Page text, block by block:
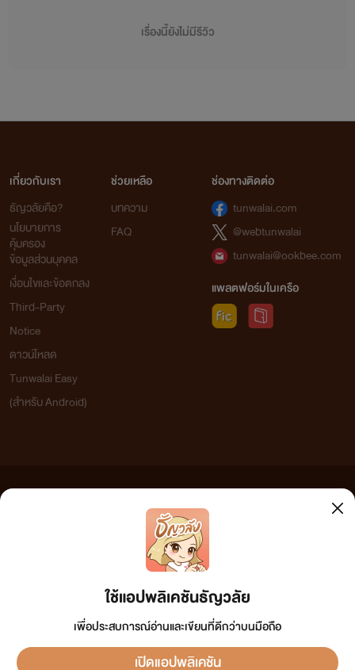
เรื่องนี้ยังไม่มีรีวิว
ใช้แอปพลิเคชันธัญวลัย
เพื่อประสบการณ์อ่านและเขียนที่ดีกว่าบนมือถือ
เปิดแอปพลิเคชัน
เกี่ยวกับเรา
ธัญวลัยคือ?
นโยบายการ
คุ้มครอง
ข้อมูลส่วนบุคคล
เงื่อนไขและข้อตกลง
Third-Party
Notice
ดาวน์โหลด
Tunwalai Easy
(สำหรับ Android)
ช่วยเหลือ
บทความ
FAQ
ช่องทางติดต่อ
tunwalai.com
@webtunwalai
tunwalai@ookbee.com
แพลตฟอร์มในเครือ
เว็บไซต์แห่งนี้ไม่ได้เห็นด้วยและไม่ขอรับผิดชอบต่อข้อความใดๆ ทั้งสิ้น ดังนั้นผู้อ่านทุกท่านโปรดใช้
วิจารณญาณในการกลั่นกรองด้วยตนเอง และหากท่านพบข้อความใดๆ ที่ขัดต่อกฎหมายและศีลธรรม
กรุณาแจ้งมาที่ tunwalai@ookbee.com เพื่อทีมงานจะได้ดำเนินการในทันที ทั้งนี้ ทางเว็บไซต์ขอสงวน
ลิขสิทธิ์ตามพระราชบัญญัติลิขสิทธิ์ (ฉบับเพิ่มเติม) พ.ศ.2558